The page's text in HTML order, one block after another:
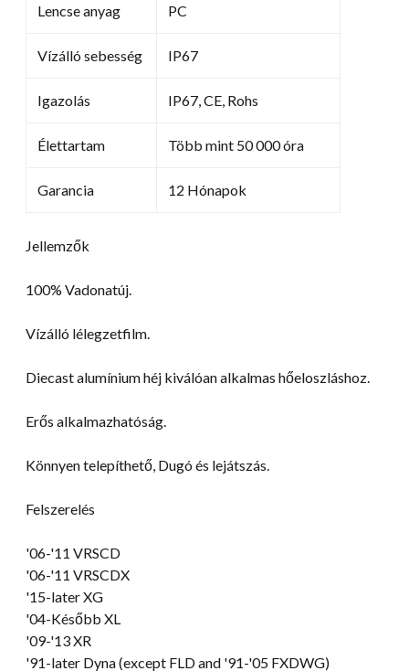
Lencse anyag PC
Vízálló sebesség IP67
Igazolás IP67, CE, Rohs
Élettartam Több mint 50 000 óra
Garancia 12 Hónapok
Jellemzők
100% Vadonatúj.
Vízálló lélegzetfilm.
Diecast alumínium héj kiválóan alkalmas hőeloszláshoz.
Erős alkalmazhatóság.
Könnyen telepíthető, Dugó és lejátszás.
Felszerelés
'06-'11 VRSCD
'06-'11 VRSCDX
'15-later XG
'04-Később XL
'09-'13 XR
'91-later Dyna(except FLD and '91-'05 FXDWG)